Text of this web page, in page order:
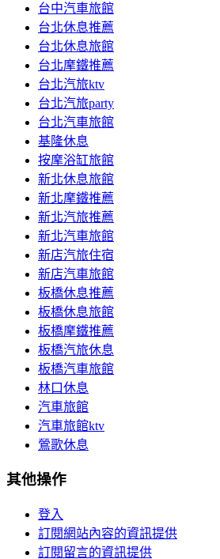
台中汽車旅館
台北休息推薦
台北休息旅館
台北摩鐵推薦
台北汽旅ktv
台北汽旅party
台北汽車旅館
基隆休息
按摩浴缸旅館
新北休息旅館
新北摩鐵推薦
新北汽旅推薦
新北汽車旅館
新店汽旅住宿
新店汽車旅館
板橋休息推薦
板橋休息旅館
板橋摩鐵推薦
板橋汽旅休息
板橋汽車旅館
林口休息
汽車旅館
汽車旅館ktv
鶯歌休息
其他操作
登入
訂閱網站內容的資訊提供
訂閱留言的資訊提供